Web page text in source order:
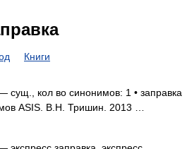
Книги
сущ., кол во синонимов: 1 • заправка
ASIS. В.Н. Тришин. 2013 …